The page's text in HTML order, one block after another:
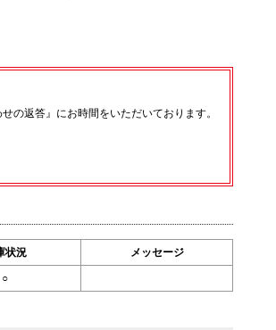
の返答』にお時間をいただいております。
状況 メッセージ
○